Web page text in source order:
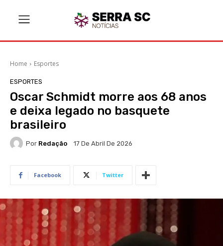
Home Esportes
ESPORTES
Oscar Schmidt morre aos 68 anos
e deixa legado no basquete
brasileiro
Por Redação 17 De Abril De 2026
Facebook Twitter